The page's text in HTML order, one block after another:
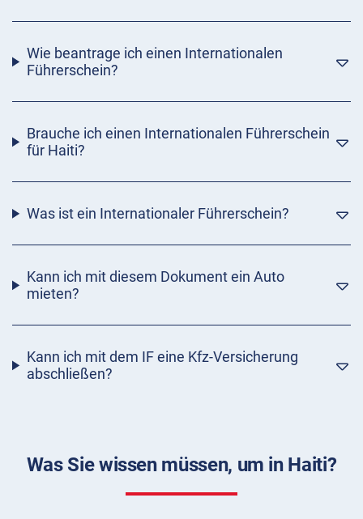
Wie beantrage ich einen Internationalen
Führerschein?
Brauche ich einen Internationalen Führerschein
für Haiti?
Was ist ein Internationaler Führerschein?
Kann ich mit diesem Dokument ein Auto
mieten?
Kann ich mit dem IF eine Kfz-Versicherung
abschließen?
Was Sie wissen müssen, um in Haiti?